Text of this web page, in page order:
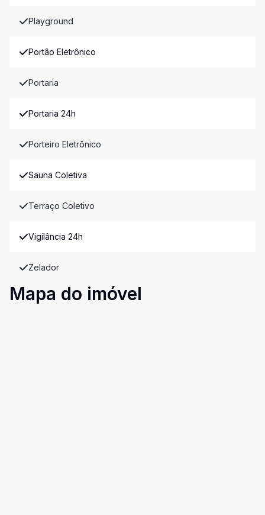
Playground
Portão Eletrônico
Portaria
Portaria 24h
Porteiro Eletrônico
Sauna Coletiva
Terraço Coletivo
Vigilância 24h
Zelador
Mapa do imóvel